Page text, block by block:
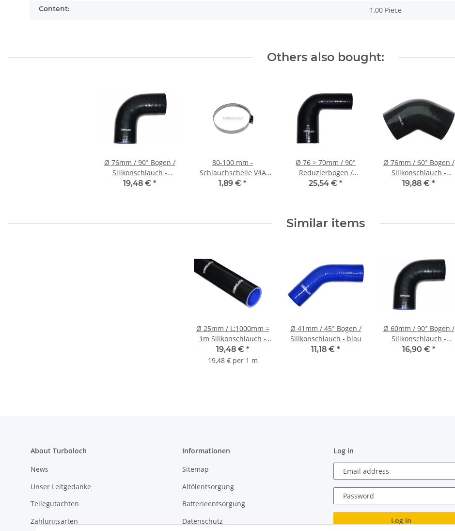
Content: 1,00 Piece
Others also bought:
Ø 76mm / 90° Bogen /
Silikonschlauch -
schwarz
19,48 € *
80-100 mm -
Schlauchschelle V4A
1.4401 Edelstahl B:
1,89 € *
Ø 76 > 70mm / 90°
Reduzierbogen /
Silikonschlauch -
25,54 € *
Ø 76mm / 60° Bogen /
Silikonschlauch -
schwarz
19,88 € *
Similar items
Ø 25mm / L:1000mm =
1m Silikonschlauch -
schwarz
19,48 € *
19,48 € per 1 m
Ø 41mm / 45° Bogen /
Silikonschlauch - blau
11,18 € *
Ø 60mm / 90° Bogen /
Silikonschlauch -
schwarz
16,90 € *
About Turboloch
News
Unser Leitgedanke
Teilegutachten
Zahlungsarten
Informationen
Sitemap
Altölentsorgung
Batterieentsorgung
Datenschutz
Log in
Email address
Password
Log in